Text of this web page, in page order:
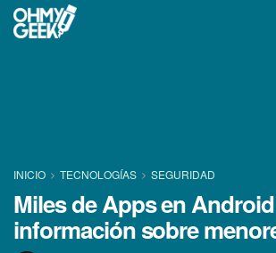
INICIO TECNOLOGÍ­AS SEGURIDAD
Miles de Apps en
información sobre